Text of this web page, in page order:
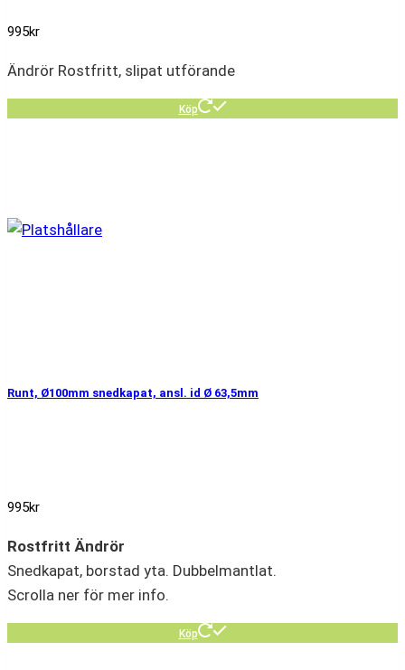
995kr
Ändrör Rostfritt, slipat utförande
Köp
Runt, Ø100mm snedkapat, ansl. id Ø 63,5mm
995kr
Rostfritt Ändrör
Snedkapat, borstad yta. Dubbelmantlat.
Scrolla ner för mer info.
Köp